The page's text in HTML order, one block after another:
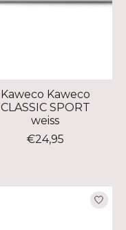
Kaweco Kaweco
CLASSIC SPORT
weiss
€24,95